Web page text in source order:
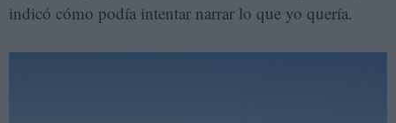
indicó cómo podía intentar narrar lo que yo quería.